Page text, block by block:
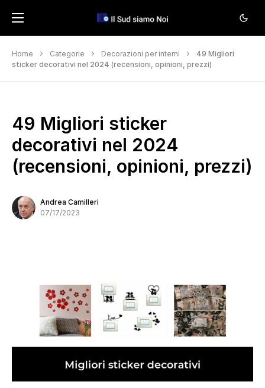
Home Categorie Decorazioni per interni
49 Migliori
sticker decorativi nel 2024 (recensioni, opinioni, prezzi)
49 Migliori sticker
decorativi nel 2024
(recensioni, opinioni, prezzi)
Andrea Camilleri
07/17/2023